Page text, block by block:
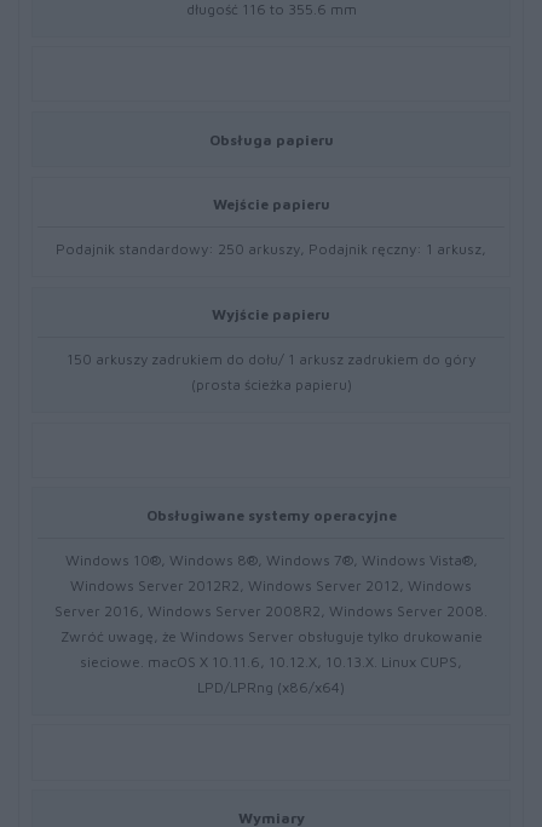
długość 116 to 355.6 mm
Obsługa papieru
Wejście papieru
Podajnik standardowy: 250 arkuszy, Podajnik ręczny: 1 arkusz,
Wyjście papieru
150 arkuszy zadrukiem do dołu/ 1 arkusz zadrukiem do góry
(prosta ścieżka papieru)
Obsługiwane systemy operacyjne
Windows 10®, Windows 8®, Windows 7®, Windows Vista®,
Windows Server 2012R2, Windows Server 2012, Windows
Server 2016, Windows Server 2008R2, Windows Server 2008.
Zwróć uwagę, że Windows Server obsługuje tylko drukowanie
sieciowe. macOS X 10.11.6, 10.12.X, 10.13.X. Linux CUPS,
LPD/LPRng (x86/x64)
Wymiary